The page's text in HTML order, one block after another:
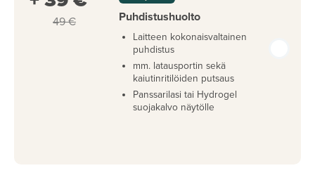
49 € Puhdistushuolto
Laitteen kokonaisvaltainen
puhdistus
mm. latausportin sekä
kaiutinritilöiden putsaus
Panssarilasi tai Hydrogel
suojakalvo näytölle